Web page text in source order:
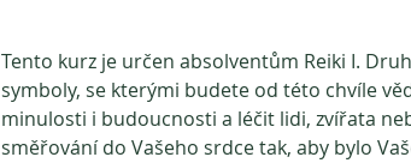
Tento kurz je určen absolventům Reiki I.
symboly, se kterými budete od této chvíle
minulosti i budoucnosti a léčit lidi, zvířata
směřování do Vašeho srdce tak, aby bylo